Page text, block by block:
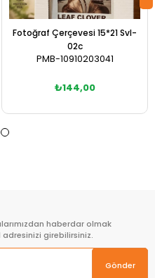
Fotoğraf Çerçevesi 15*21 Svl-
02c
PMB-10910203041
₺144,00
haberdar olmak
girebilirsiniz.
Gönder